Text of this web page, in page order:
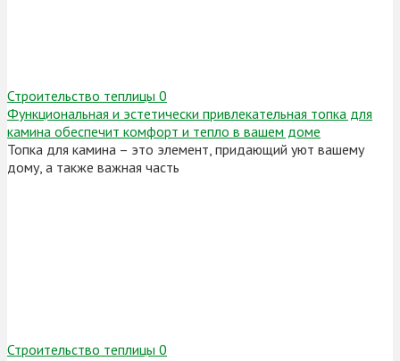
Строительство теплицы 0
Функциональная и эстетически привлекательная топка для
камина обеспечит комфорт и тепло в вашем доме
Топка для камина – это элемент, придающий уют вашему
дому, а также важная часть
Строительство теплицы 0